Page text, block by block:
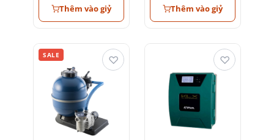
Thêm vào giỷ Thêm vào giỷ
SALE ♡ ♡